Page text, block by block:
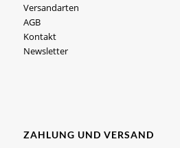
Versandarten
AGB
Kontakt
Newsletter
ZAHLUNG UND VERSAND